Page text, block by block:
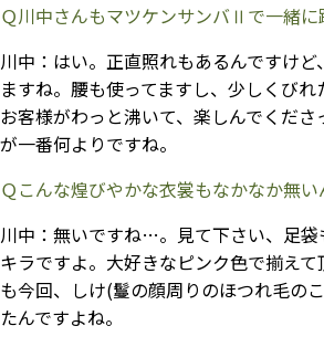
Ｑ川中さんもマツケンサンバⅡで一緒に
川中： はい。正直照れもあるんですけ
ますね。腰も使ってますし、少しくびれ
お客様がわっと沸いて、楽しんでくだ
が一番何よりですね。
Ｑこんな煌びやかな衣裳もなかなか無い
川中： 無いですね…。見て下さい、足袋
キラですよ。大好きなピンク色で揃えて
も今回、しけ(鬘の顔周りのほつれ毛の
たんですよね。